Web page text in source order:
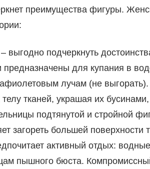
преимущества фигуры.
выгодно подчеркнуть
предназначены для купания в
лучам (не
телу тканей, украшая их
подтянутой и стройной
загореть большей поверхности
активный отдых:
пышного бюста.